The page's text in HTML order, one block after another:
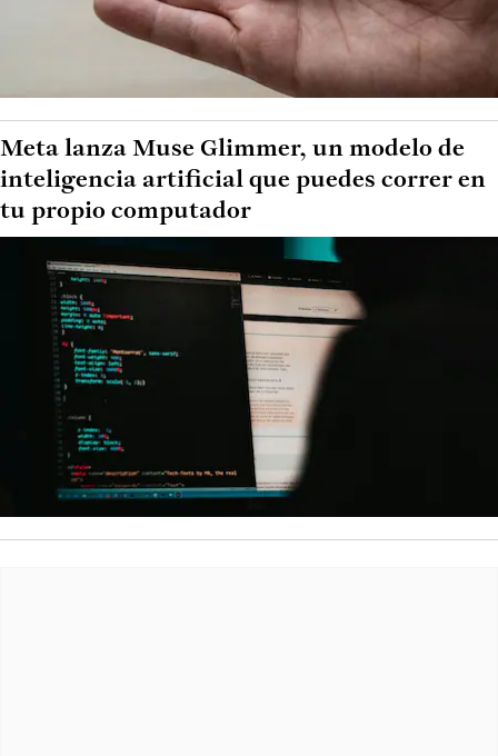
Meta lanza Muse Glimmer, un modelo de
inteligencia artificial que puedes correr en
tu propio computador